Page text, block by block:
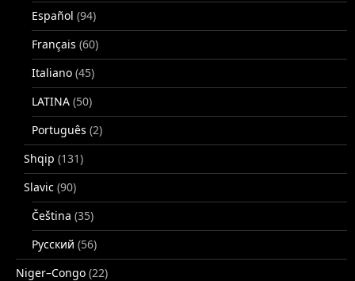
Español (94)
Français (60)
Italiano (45)
LATINA (50)
Português (2)
Shqip (131)
Slavic (90)
Čeština (35)
Русский (56)
Niger–Congo (22)